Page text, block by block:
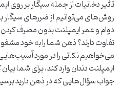
تأثیر دخانیات از جمله سیگار بر روی
روش‌های می‌توانیم از ضررهای سیگار
دوام و عمر ایمپلنت بدون مصرف
تفاوت دارند؟ ذهن شما را به خود
می‌خواهیم نکاتی را در مورد
ایمپلنت دندان وارد کند، برای شما
جواب سؤال‌هایی که در ذهن دارید